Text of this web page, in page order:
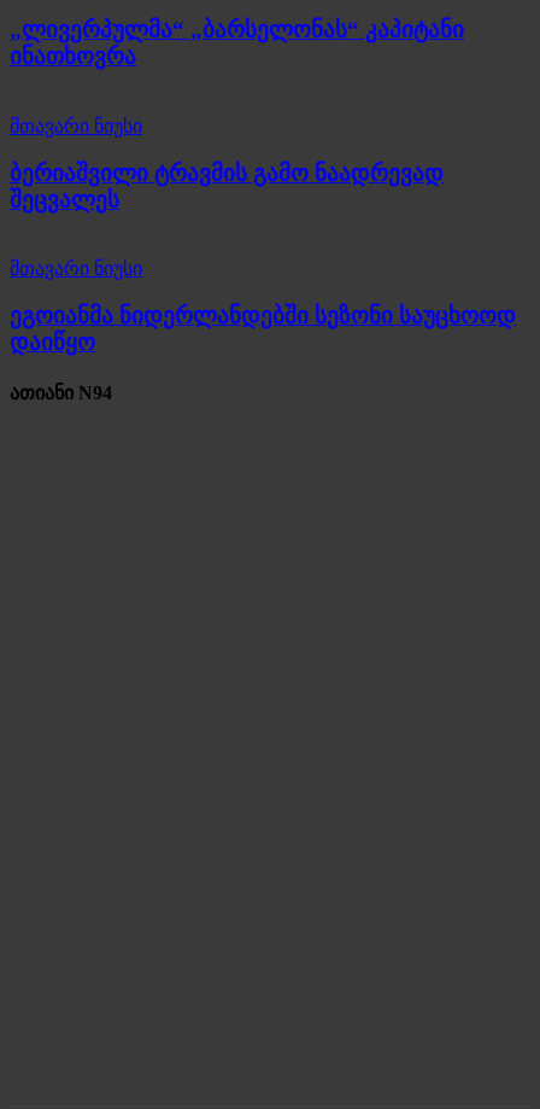
„ლივერპულმა“ „ბარსელონას“ კაპიტანი
ინათხოვრა
მთავარი ნიუსი
ბერიაშვილი ტრავმის გამო ნაადრევად
შეცვალეს
მთავარი ნიუსი
ეგოიანმა ნიდერლანდებში სეზონი საუცხოოდ
დაიწყო
ათიანი N94